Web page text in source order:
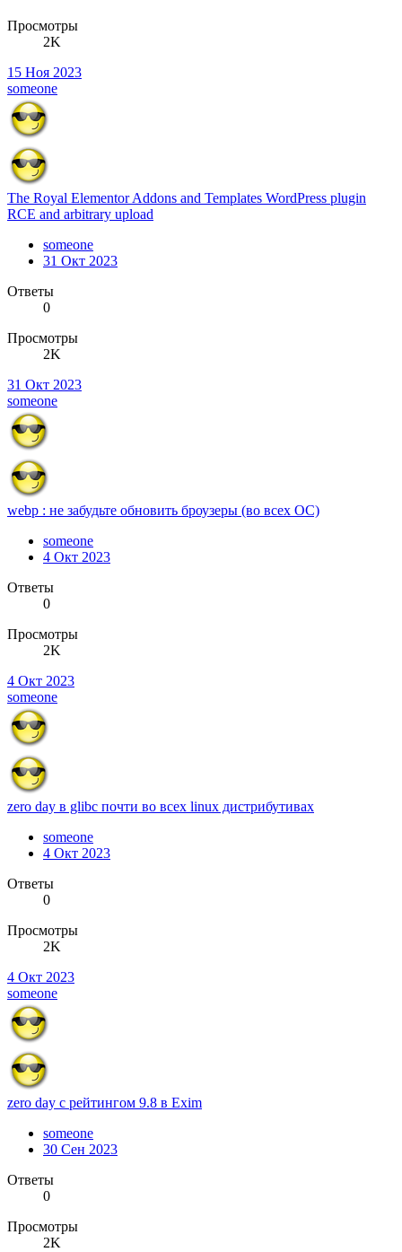
Просмотры
2K
15 Ноя 2023
someone
The Royal Elementor Addons and Templates WordPress plugin
RCE and arbitrary upload
someone
31 Окт 2023
Ответы
0
Просмотры
2K
31 Окт 2023
someone
webp : не забудьте обновить броузеры (во всех ОС)
someone
4 Окт 2023
Ответы
0
Просмотры
2K
4 Окт 2023
someone
zero day в glibc почти во всех linux дистрибутивах
someone
4 Окт 2023
Ответы
0
Просмотры
2K
4 Окт 2023
someone
zero day с рейтингом 9.8 в Exim
someone
30 Сен 2023
Ответы
0
Просмотры
2K